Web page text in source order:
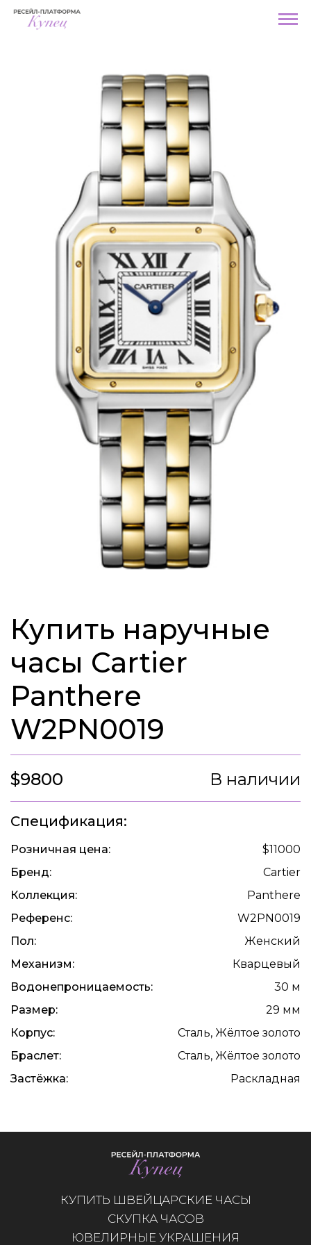
Купить наручные
часы Cartier
Panthere
W2PN0019
$9800 В наличии
Спецификация:
Розничная цена:
$11000
Бренд:
Cartier
Коллекция:
Panthere
Референс:
W2PN0019
Пол:
Женский
Механизм:
Кварцевый
Водонепроницаемость:
30 м
Размер:
29 мм
Корпус:
Сталь, Жёлтое золото
Браслет:
Сталь, Жёлтое золото
Застёжка:
Раскладная
КУПИТЬ ШВЕЙЦАРСКИЕ ЧАСЫ
СКУПКА ЧАСОВ
ЮВЕЛИРНЫЕ УКРАШЕНИЯ